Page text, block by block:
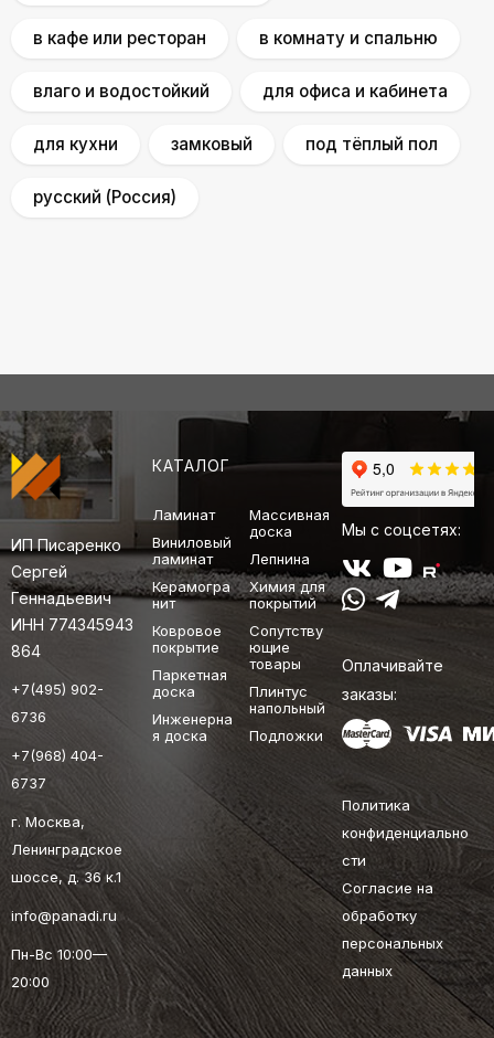
в кафе или ресторан в комнату и спальню
влаго и водостойкий для офиса и кабинета
для кухни замковый под тёплый пол
русский (Россия)
ИП Писаренко
Сергей
Геннадьевич
ИНН 774345943
864
+7(495) 902-
6736
+7(968) 404-
6737
г. Москва,
Ленинградское
шоссе, д. 36 к.1
info@panadi.ru
Пн-Вс 10:00—
20:00
КАТАЛОГ
Ламинат
Виниловый
ламинат
Керамогра
нит
Ковровое
покрытие
Паркетная
доска
Инженерна
я доска
Массивная
доска
Лепнина
Химия для
покрытий
Сопутству
ющие
товары
Плинтус
напольный
Подложки
Мы с соцсетях:
Оплачивайте
заказы:
Политика
конфиденциально
сти
Согласие на
обработку
персональных
данных